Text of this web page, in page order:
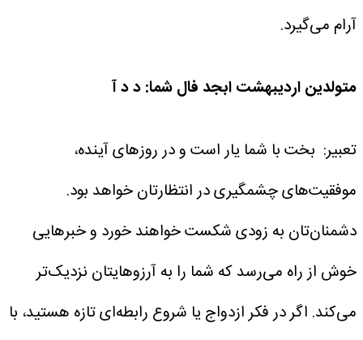
آرام می‌گیرد.
متولدین اردیبهشتابجد فال شما: د د آ
تعبیر: بخت با شما یار است و در روزهای آینده،
موفقیت‌های چشمگیری در انتظارتان خواهد بود.
دشمنان‌تان به زودی شکست خواهند خورد و خبرهایی
خوش از راه می‌رسد که شما را به آرزوهایتان نزدیک‌تر
می‌کند. اگر در فکر ازدواج یا شروع رابطه‌ای تازه هستید، با